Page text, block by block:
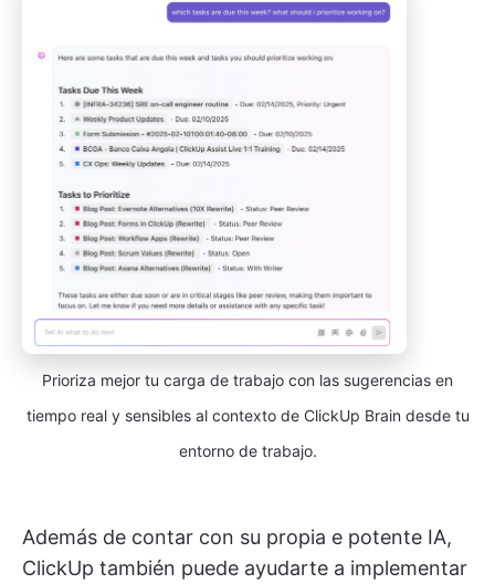
Prioriza mejor tu carga de trabajo con las sugerencias en
tiempo real y sensibles al contexto de ClickUp Brain desde tu
entorno de trabajo.
Además de contar con su propia e potente IA,
ClickUp también puede ayudarte a implementar